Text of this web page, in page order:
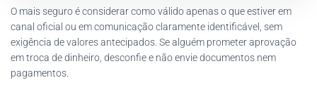
O mais seguro é considerar como válido apenas o que estiver em
canal oficial ou em comunicação claramente identificável, sem
exigência de valores antecipados. Se alguém prometer aprovação
em troca de dinheiro, desconfie e não envie documentos nem
pagamentos.